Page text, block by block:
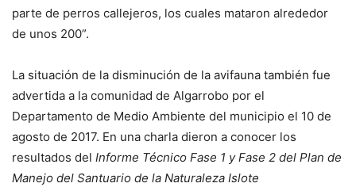
parte de perros callejeros, los cuales mataron alrededor
de unos 200”.
La situación de la disminución de la avifauna también fue
advertida a la comunidad de Algarrobo por el
Departamento de Medio Ambiente del municipio el 10 de
agosto de 2017. En una charla dieron a conocer los
resultados del Informe Técnico Fase 1 y Fase 2 del Plan de
Manejo del Santuario de la Naturaleza Islote